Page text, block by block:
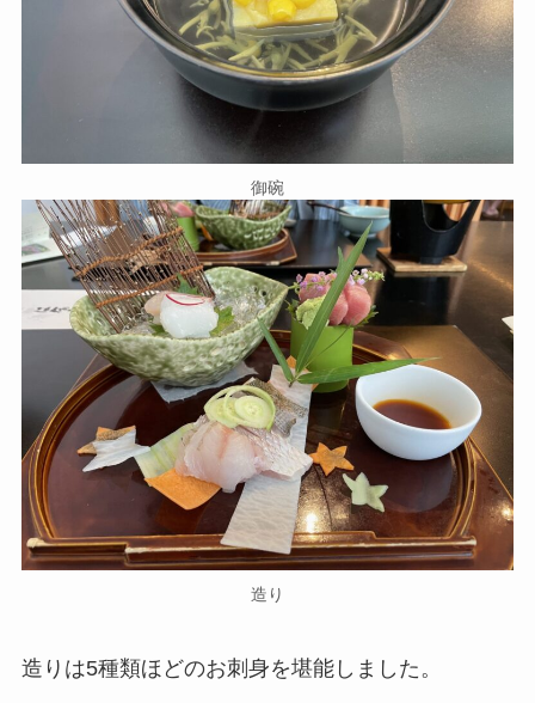
御碗
造り
造りは5種類ほどのお刺身を堪能しました。